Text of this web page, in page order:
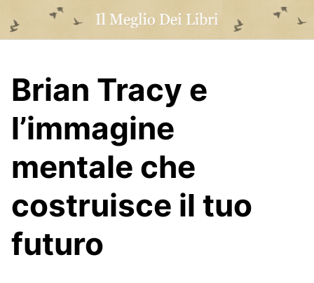
content
Brian Tracy e
l’immagine
mentale che
costruisce il tuo
futuro